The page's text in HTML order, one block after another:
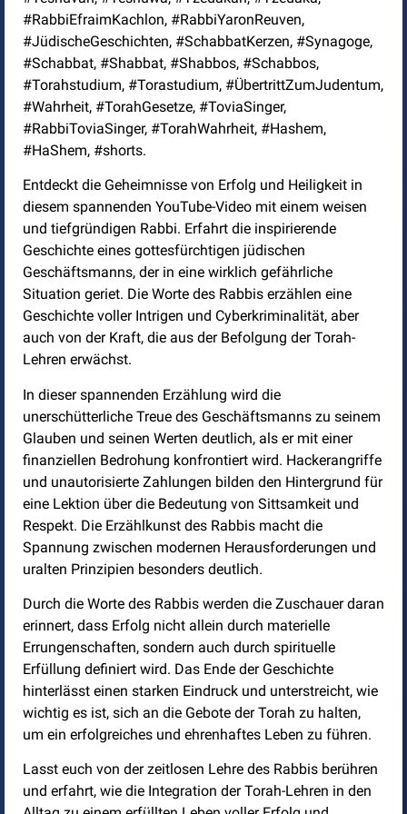
#RabbiEfraimKachlon, #RabbiYaronReuven,
#JüdischeGeschichten, #SchabbatKerzen, #Synagoge,
#Schabbat, #Shabbat, #Shabbos, #Schabbos,
#Torahstudium, #Torastudium, #ÜbertrittZumJudentum,
#Wahrheit, #TorahGesetze, #ToviaSinger,
#RabbiToviaSinger, #TorahWahrheit, #Hashem,
#HaShem, #shorts.
Entdeckt die Geheimnisse von Erfolg und Heiligkeit in
diesem spannenden YouTube-Video mit einem weisen
und tiefgründigen Rabbi. Erfahrt die inspirierende
Geschichte eines gottesfürchtigen jüdischen
Geschäftsmanns, der in eine wirklich gefährliche
Situation geriet. Die Worte des Rabbis erzählen eine
Geschichte voller Intrigen und Cyberkriminalität, aber
auch von der Kraft, die aus der Befolgung der Torah-
Lehren erwächst.
In dieser spannenden Erzählung wird die
unerschütterliche Treue des Geschäftsmanns zu seinem
Glauben und seinen Werten deutlich, als er mit einer
finanziellen Bedrohung konfrontiert wird. Hackerangriffe
und unautorisierte Zahlungen bilden den Hintergrund für
eine Lektion über die Bedeutung von Sittsamkeit und
Respekt. Die Erzählkunst des Rabbis macht die
Spannung zwischen modernen Herausforderungen und
uralten Prinzipien besonders deutlich.
Durch die Worte des Rabbis werden die Zuschauer daran
erinnert, dass Erfolg nicht allein durch materielle
Errungenschaften, sondern auch durch spirituelle
Erfüllung definiert wird. Das Ende der Geschichte
hinterlässt einen starken Eindruck und unterstreicht, wie
wichtig es ist, sich an die Gebote der Torah zu halten,
um ein erfolgreiches und ehrenhaftes Leben zu führen.
Lasst euch von der zeitlosen Lehre des Rabbis berühren
und erfahrt, wie die Integration der Torah-Lehren in den